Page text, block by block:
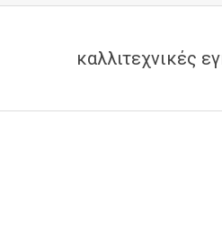
καλλιτεχνικές